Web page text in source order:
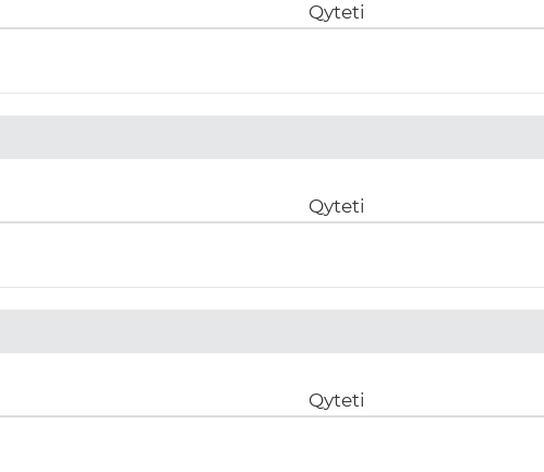
Qyteti
Qyteti
Qyteti